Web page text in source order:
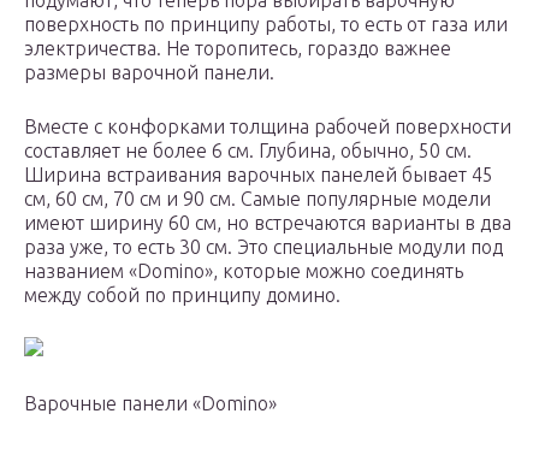
поверхность по принципу работы, то есть от газа или
электричества. Не торопитесь, гораздо важнее
размеры варочной панели.
Вместе с конфорками толщина рабочей поверхности
составляет не более 6 см. Глубина, обычно, 50 см.
Ширина встраивания варочных панелей бывает 45
см, 60 см, 70 см и 90 см. Самые популярные модели
имеют ширину 60 см, но встречаются варианты в два
раза уже, то есть 30 см. Это специальные модули под
названием «Domino», которые можно соединять
между собой по принципу домино.
Варочные панели «Domino»